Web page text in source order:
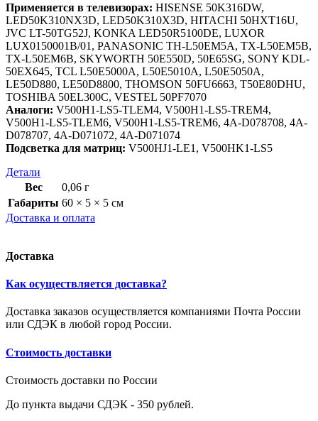
Применяется в телевизорах: HISENSE 50K316DW,
LED50K310NX3D, LED50K310X3D, HITACHI 50HXT16U,
JVC LT-50TG52J, KONKA LED50R5100DE, LUXOR
LUX0150001B/01, PANASONIC TH-L50EM5A, TX-L50EM5B,
TX-L50EM6B, SKYWORTH 50E550D, 50E65SG, SONY KDL-
50EX645, TCL L50E5000A, L50E5010A, L50E5050A,
LE50D880, LE50D8800, THOMSON 50FU6663, T50E80DHU,
TOSHIBA 50EL300C, VESTEL 50PF7070
Аналоги: V500H1-LS5-TLEM4, V500H1-LS5-TREM4,
V500H1-LS5-TLEM6, V500H1-LS5-TREM6, 4A-D078708, 4A-
D078707, 4A-D071072, 4A-D071074
Подсветка для матриц: V500HJ1-LE1, V500HK1-LS5
Детали
Вес
0,06 г
Габариты 60 × 5 × 5 см
Доставка и оплата
Доставка
Как осуществляется доставка?
Доставка заказов осуществляется компаниями Почта России
или СДЭК в любой город России.
Стоимость доставки
Стоимость доставки по России
До пункта выдачи СДЭК - 350 рублей.